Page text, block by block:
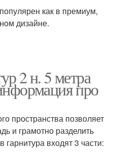
как в премиум,
дизайне.
2 н. 5 метра
про
пространства позволяет
и грамотно разделить
гарнитура входят 3 части: